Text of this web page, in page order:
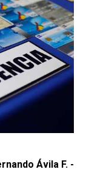
Ávila F. -